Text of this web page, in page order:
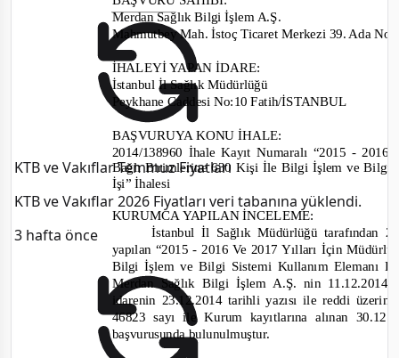
KTB ve Vakıflar Temmuz Fiyatları
KTB ve Vakıflar 2026 Fiyatları veri tabanına yüklendi.
3 hafta önce
Merdan Sağlık Bilgi İşlem A.Ş.
Mahmutbey Mah. İstoç Ticaret Merkezi 39. Ada
İHALEYİ YAPAN İDARE:
İstanbul İl Sağlık Müdürlüğü
Peykhane Caddesi No:10 Fatih/İSTANBUL
BAŞVURUYA KONU İHALE:
2014/138960 İhale Kayıt Numaralı “2015 - 2016
Bağlı Birimlerine 630 Kişi İle Bilgi İşlemve Bilgi
İşi” İhalesi
KURUMCA YAPILAN İNCELEME:
İstanbul İl Sağlık Müdürlüğü tarafından
yapılan “2015 - 2016 Ve 2017 Yılları İçin
Bilgiİşlemve Bilgi Sistemi Kullanım Elemanı
Merdan Sağlık Bilgi İşlem A.Ş. nin 11.12.2014
idarenin 23.12.2014 tarihli yazısı ile reddi
46823sayı ile Kurum kayıtlarına alınan
başvurusunda bulunulmuştur.